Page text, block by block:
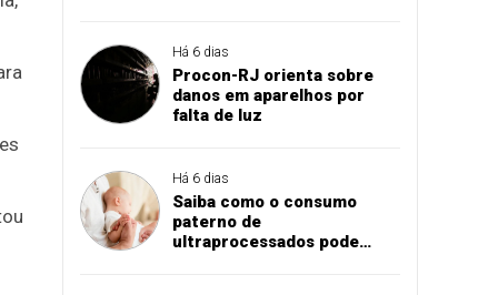
Há 6 dias
Procon-RJ orienta sobre
danos em aparelhos por
falta de luz
Há 6 dias
Saiba como o consumo
paterno de
ultraprocessados pode